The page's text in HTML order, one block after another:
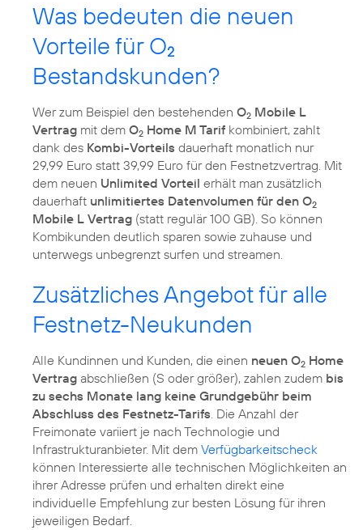
Was bedeuten die neuen
Vorteile für O2
Bestandskunden?
Wer zum Beispiel den bestehenden O2 Mobile L
Vertrag mit dem O2 Home M Tarif kombiniert, zahlt
dank des Kombi-Vorteils dauerhaft monatlich nur
29,99 Euro statt 39,99 Euro für den Festnetzvertrag. Mit
dem neuen Unlimited Vorteil erhält man zusätzlich
dauerhaft unlimitiertes Datenvolumen für den O2
Mobile L Vertrag (statt regulär 100 GB). So können
Kombikunden deutlich sparen sowie zuhause und
Zusätzliches Angebot für alle
Festnetz-Neukunden
Alle Kundinnen und Kunden, die einen neuen O2 Home
Vertrag abschließen (S oder größer), zahlen zudem bis
zu sechs Monate lang keine Grundgebühr beim
Abschluss des Festnetz-Tarifs. Die Anzahl der
Freimonate variiert je nach Technologie und
Infrastrukturanbieter. Mit dem Verfügbarkeitscheck
können Interessierte alle technischen Möglichkeiten an
ihrer Adresse prüfen und erhalten direkt eine
individuelle Empfehlung zur besten Lösung für ihren
jeweiligen Bedarf.